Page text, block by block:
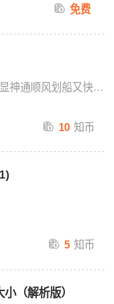
患病犬猫进行检查
廓内外侧剃毛。术中
口塞脱脂棉、常规
位切口定位为耳的
者可能继发失血性
死亡率高。 产科
损伤、凝血功能障
施包括孕期预防、产
。 产后出血
素、创伤、凝血功能
防和产后预防，第
输血、止血、密切观
分娩、产后出血产妇
免费
神通顺风划船又快又
搬家净是书大口啃
磨成绣花针功到自
有头有尾7虎落平阳
头给牛戴生搬硬套
色12竹篮打水一场
亮话雪人打伞多此一
10 知币
5 知币
（解析版）